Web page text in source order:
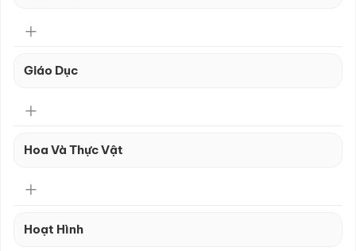
Giáo Dục
Hoa Và Thực Vật
Hoạt Hình